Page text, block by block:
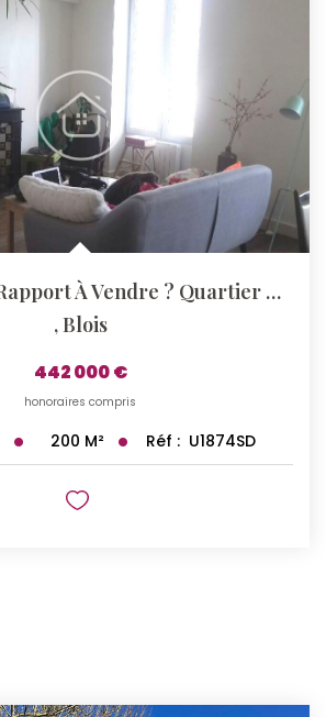
Qui Sommes-Nous ?
Nos Actualités
Nos Partenaires
CONTACT
Immeuble De Rapport À Vendre ? Quartier Du Foix,...
,Blois
442 000 €
honoraires compris
200 M² Réf : U1874SD